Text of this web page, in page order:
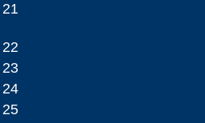
21
22
23
24
25